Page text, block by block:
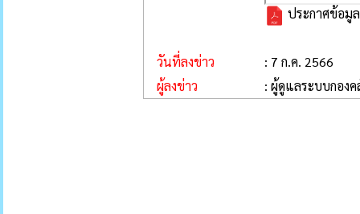
ประกาศข้อมู
วันที่ลงข่าว
: 7 ก.ค. 2566
ผู้ลงข่าว
: ผู้ดูแลระบบกองค